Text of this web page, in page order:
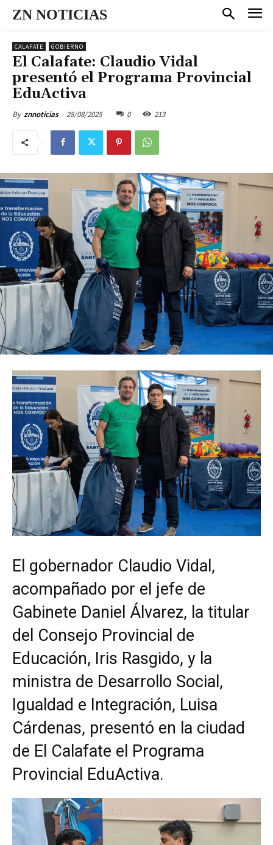
ZN NOTICIAS
CALAFATE GOBIERNO
El Calafate: Claudio Vidal
presentó el Programa Provincial
EduActiva
By znnoticias 28/08/2025 0 213
El gobernador Claudio Vidal,
acompañado por el jefe de
Gabinete Daniel Álvarez, la titular
del Consejo Provincial de
Educación, Iris Rasgido, y la
ministra de Desarrollo Social,
Igualdad e Integración, Luisa
Cárdenas, presentó en la ciudad
de El Calafate el Programa
Provincial EduActiva.